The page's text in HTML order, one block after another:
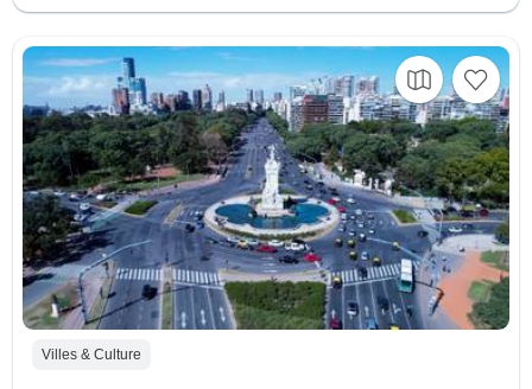
Villes & Culture